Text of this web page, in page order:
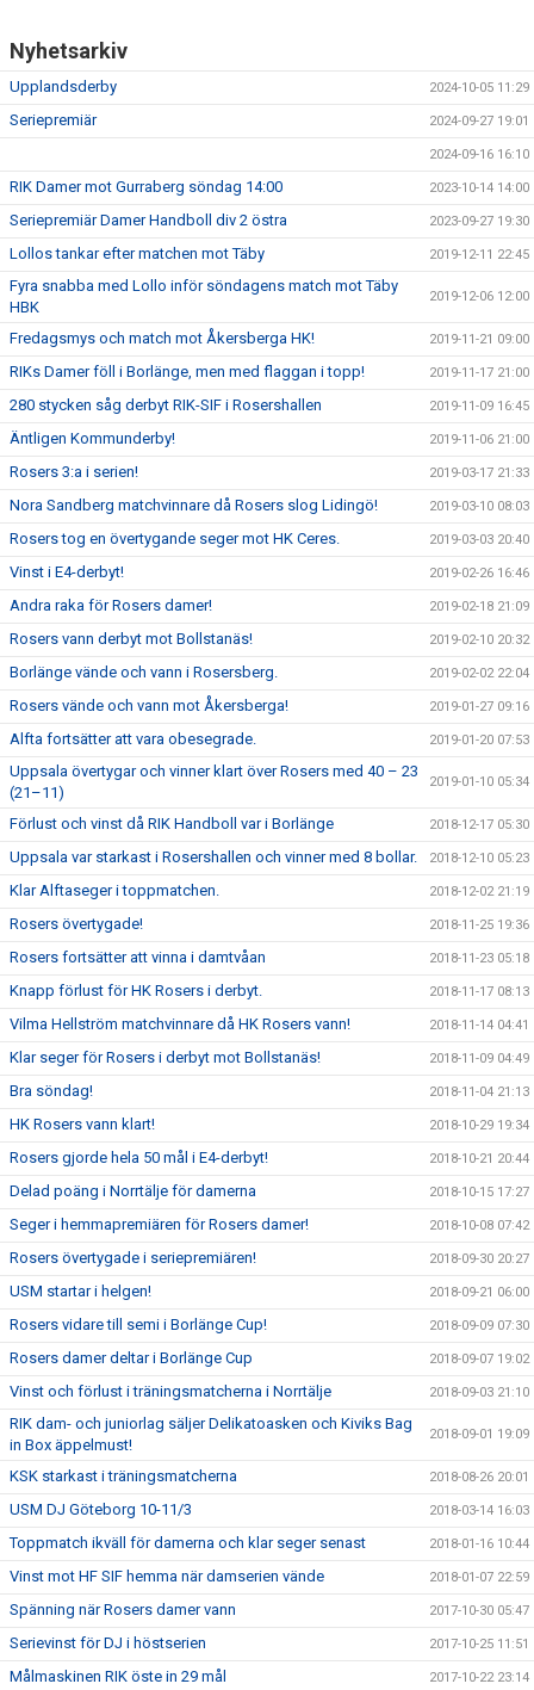
Nyhetsarkiv
Upplandsderby 2024-10-05 11:29
Seriepremiär 2024-09-27 19:01
2024-09-16 16:10
RIK Damer mot Gurraberg söndag 14:00 2023-10-14 14:00
Seriepremiär Damer Handboll div 2 östra 2023-09-27 19:30
Lollos tankar efter matchen mot Täby 2019-12-11 22:45
Fyra snabba med Lollo inför söndagens match mot Täby
HBK
2019-12-06 12:00
Fredagsmys och match mot Åkersberga HK! 2019-11-21 09:00
RIKs Damer föll i Borlänge, men med flaggan i topp! 2019-11-17 21:00
280 stycken såg derbyt RIK-SIF i Rosershallen 2019-11-09 16:45
Äntligen Kommunderby! 2019-11-06 21:00
Rosers 3:a i serien! 2019-03-17 21:33
Nora Sandberg matchvinnare då Rosers slog Lidingö! 2019-03-10 08:03
Rosers tog en övertygande seger mot HK Ceres. 2019-03-03 20:40
Vinst i E4-derbyt! 2019-02-26 16:46
Andra raka för Rosers damer! 2019-02-18 21:09
Rosers vann derbyt mot Bollstanäs! 2019-02-10 20:32
Borlänge vände och vann i Rosersberg. 2019-02-02 22:04
Rosers vände och vann mot Åkersberga! 2019-01-27 09:16
Alfta fortsätter att vara obesegrade. 2019-01-20 07:53
Uppsala övertygar och vinner klart över Rosers med 40 – 23
(21–11)
2019-01-10 05:34
Förlust och vinst då RIK Handboll var i Borlänge 2018-12-17 05:30
Uppsala var starkast i Rosershallen och vinner med 8 bollar. 2018-12-10 05:23
Klar Alftaseger i toppmatchen. 2018-12-02 21:19
Rosers övertygade! 2018-11-25 19:36
Rosers fortsätter att vinna i damtvåan 2018-11-23 05:18
Knapp förlust för HK Rosers i derbyt. 2018-11-17 08:13
Vilma Hellström matchvinnare då HK Rosers vann! 2018-11-14 04:41
Klar seger för Rosers i derbyt mot Bollstanäs! 2018-11-09 04:49
Bra söndag! 2018-11-04 21:13
HK Rosers vann klart! 2018-10-29 19:34
Rosers gjorde hela 50 mål i E4-derbyt! 2018-10-21 20:44
Delad poäng i Norrtälje för damerna 2018-10-15 17:27
Seger i hemmapremiären för Rosers damer! 2018-10-08 07:42
Rosers övertygade i seriepremiären! 2018-09-30 20:27
USM startar i helgen! 2018-09-21 06:00
Rosers vidare till semi i Borlänge Cup! 2018-09-09 07:30
Rosers damer deltar i Borlänge Cup 2018-09-07 19:02
Vinst och förlust i träningsmatcherna i Norrtälje 2018-09-03 21:10
RIK dam- och juniorlag säljer Delikatoasken och Kiviks Bag
in Box äppelmust!
2018-09-01 19:09
KSK starkast i träningsmatcherna 2018-08-26 20:01
USM DJ Göteborg 10-11/3 2018-03-14 16:03
Toppmatch ikväll för damerna och klar seger senast 2018-01-16 10:44
Vinst mot HF SIF hemma när damserien vände 2018-01-07 22:59
Spänning när Rosers damer vann 2017-10-30 05:47
Serievinst för DJ i höstserien 2017-10-25 11:51
Målmaskinen RIK öste in 29 mål 2017-10-22 23:14